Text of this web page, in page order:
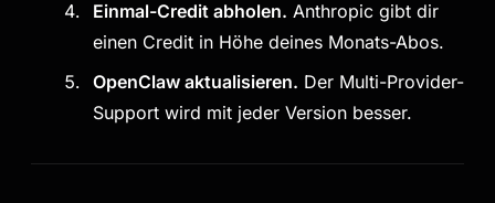
Einmal-Credit abholen. Anthropic gibt dir
einen Credit in Höhe deines Monats-Abos.
OpenClaw aktualisieren. Der Multi-Provider-
Support wird mit jeder Version besser.